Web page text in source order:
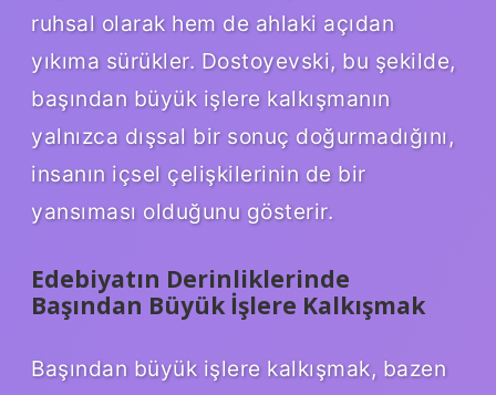
ruhsal olarak hem de ahlaki açıdan
yıkıma sürükler. Dostoyevski, bu şekilde,
başından büyük işlere kalkışmanın
yalnızca dışsal bir sonuç doğurmadığını,
insanın içsel çelişkilerinin de bir
yansıması olduğunu gösterir.
Edebiyatın Derinliklerinde
Başından Büyük İşlere Kalkışmak
Başından büyük işlere kalkışmak, bazen